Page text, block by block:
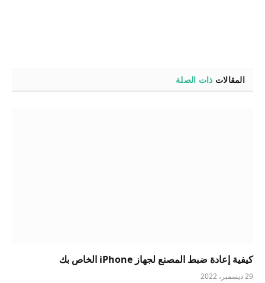
المقالات ذات الصلة
كيفية إعادة ضبط المصنع لجهاز iPhone الخاص بك
29 ديسمبر، 2022